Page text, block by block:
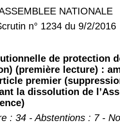
NATIONALE
n° 1234 du 9/2/2016
de protection
(première lecture) :
premier
la dissolution de
: 34 - Abstentions : 7 -